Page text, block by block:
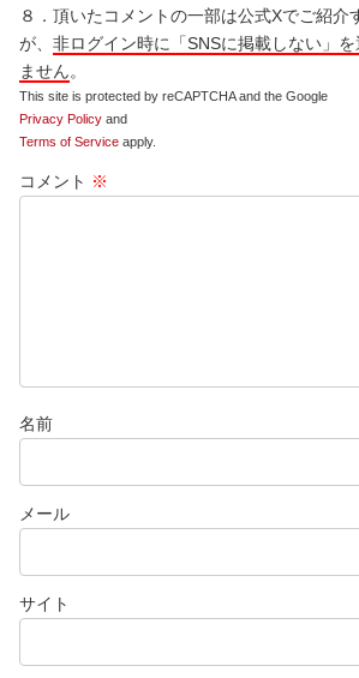
８．頂いたコメントの一部は公式Xでご紹介
が、 非ログイン時に「SNSに掲載しない」
ません。
This site is protected by reCAPTCHA and the Google
Privacy Policy and
Terms of Service apply.
コメント ※
名前
メール
サイト